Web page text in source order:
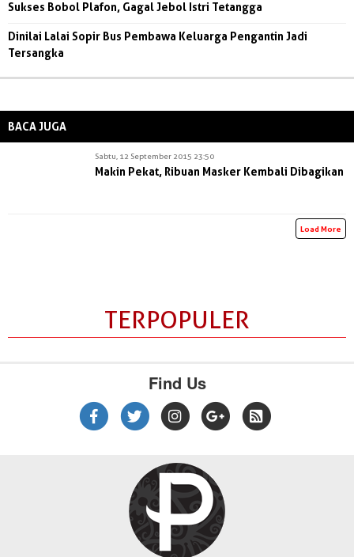
Sukses Bobol Plafon, Gagal Jebol Istri Tetangga
Dinilai Lalai Sopir Bus Pembawa Keluarga Pengantin Jadi
Tersangka
BACA JUGA
Sabtu, 12 September 2015 23:50
Makin Pekat, Ribuan Masker Kembali Dibagikan
Load More
TERPOPULER
Find Us